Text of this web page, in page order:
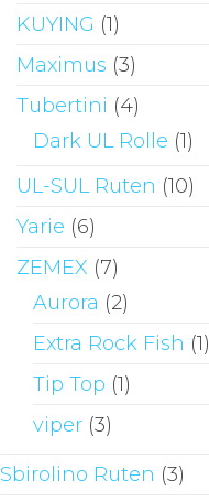
KUYING (1)
Maximus (3)
Tubertini (4)
Dark UL Rolle (1)
UL-SUL Ruten (10)
Yarie (6)
ZEMEX (7)
Aurora (2)
Extra Rock Fish (1)
Tip Top (1)
viper (3)
Sbirolino Ruten (3)